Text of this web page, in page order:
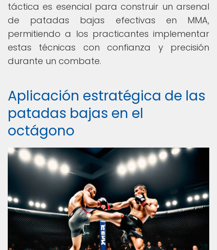
táctica es esencial para construir un arsenal
de patadas bajas efectivas en MMA,
permitiendo a los practicantes implementar
estas técnicas con confianza y precisión
durante un combate.
Aplicación estratégica de las
patadas bajas en el
octágono